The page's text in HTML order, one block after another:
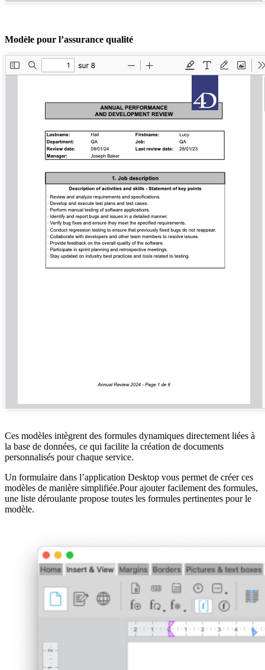
Modèle pour l’assurance qualité
Ces modèles intègrent des formules dynamiques directement liées à
la base de données, ce qui facilite la création de documents
personnalisés pour chaque service.
Un formulaire dans l’application Desktop vous permet de créer ces
modèles de manière simplifiée.Pour ajouter facilement des formules,
une liste déroulante propose toutes les formules pertinentes pour le
modèle.